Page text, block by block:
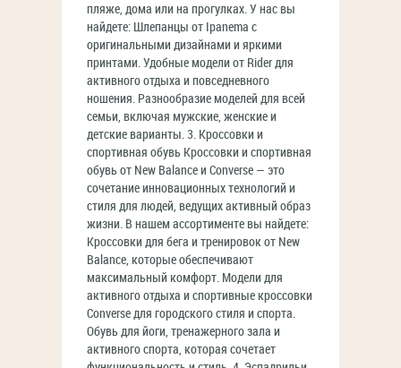
пляже, дома или на прогулках. У нас вы
найдете: Шлепанцы от Ipanema с
оригинальными дизайнами и яркими
принтами. Удобные модели от Rider для
активного отдыха и повседневного
ношения. Разнообразие моделей для всей
семьи, включая мужские, женские и
детские варианты. 3. Кроссовки и
спортивная обувь Кроссовки и спортивная
обувь от New Balance и Converse — это
сочетание инновационных технологий и
стиля для людей, ведущих активный образ
жизни. В нашем ассортименте вы найдете:
Кроссовки для бега и тренировок от New
Balance, которые обеспечивают
максимальный комфорт. Модели для
активного отдыха и спортивные кроссовки
Converse для городского стиля и спорта.
Обувь для йоги, тренажерного зала и
активного спорта, которая сочетает